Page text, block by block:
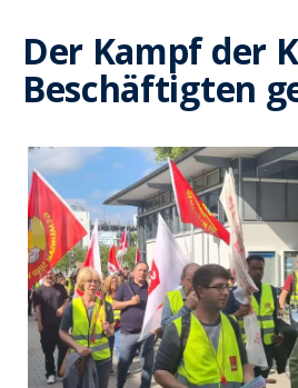
Der Kampf der
Beschäftigten